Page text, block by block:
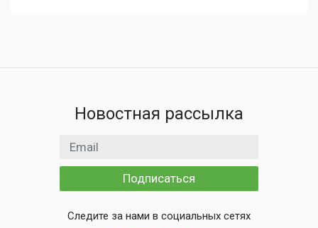
Новостная рассылка
Email адрес
Подписаться
Следите за нами в социальных сетях